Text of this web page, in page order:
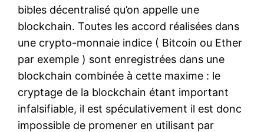
bibles décentralisé qu’on appelle une
blockchain. Toutes les accord réalisées dans
une crypto-monnaie indice ( Bitcoin ou Ether
par exemple ) sont enregistrées dans une
blockchain combinée à cette maxime : le
cryptage de la blockchain étant important
infalsifiable, il est spéculativement il est donc
impossible de promener en utilisant par